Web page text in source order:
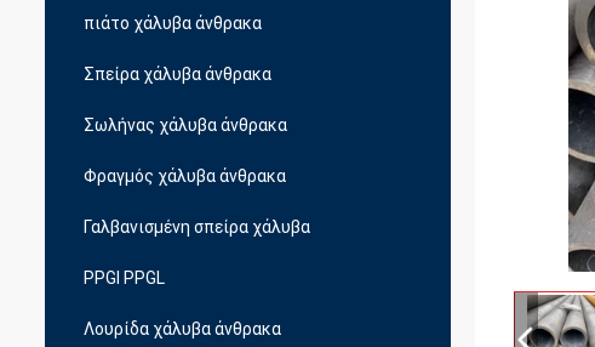
πιάτο χάλυβα άνθρακα
Σπείρα χάλυβα άνθρακα
Σωλήνας χάλυβα άνθρακα
Φραγμός χάλυβα άνθρακα
Γαλβανισμένη σπείρα χάλυβα
PPGI PPGL
Λουρίδα χάλυβα άνθρακα